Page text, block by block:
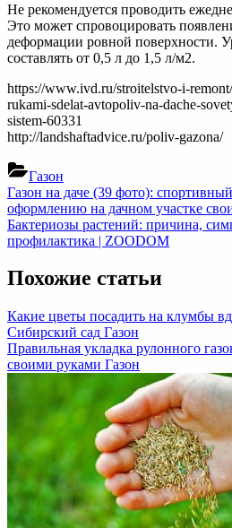
Не рекомендуется проводить
Это может спровоцировать
деформации ровной поверхности.
составлять от 0,5 л до 1,5 л/м2.
https://www.ivd.ru/stroitelstvo-i-
rukami-sdelat-avtopoliv-na-dache-
sistem-60331
http://landshaftadvice.ru/poliv-gazona/
Газон
Навигация
по
записям
Previous
Post:
Газон на даче (39 фото):
оформлению на дачном участке
Next
Post:
Бактериозы растений: причина,
профилактика | ZOODOM
Похожие статьи
Какие цветы посадить на клумбы
Сибирский сад Газон
Правильная укладка рулонного
своими руками Газон